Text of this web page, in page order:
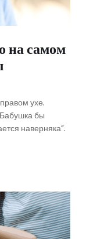
на самом
ухе.
Бабушка бы
наверняка”.